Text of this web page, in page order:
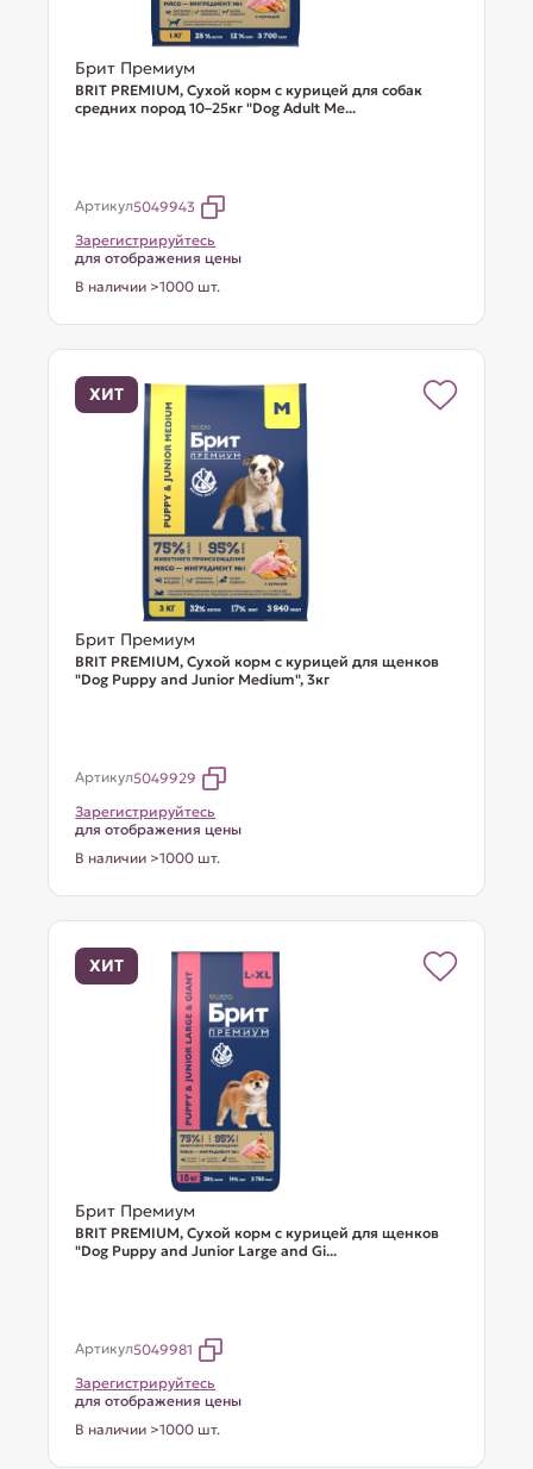
Брит Премиум
BRIT PREMIUM, Сухой корм с курицей для собак
средних пород 10–25кг "Dog Adult Me...
Артикул5049943
Зарегистрируйтесь
для отображения цены
В наличии >1000 шт.
ХИТ
Брит Премиум
BRIT PREMIUM, Сухой корм с курицей для щенков
"Dog Puppy and Junior Medium", 3кг
Артикул5049929
Зарегистрируйтесь
для отображения цены
В наличии >1000 шт.
ХИТ
Брит Премиум
BRIT PREMIUM, Сухой корм с курицей для щенков
"Dog Puppy and Junior Large and Gi...
Артикул5049981
Зарегистрируйтесь
для отображения цены
В наличии >1000 шт.